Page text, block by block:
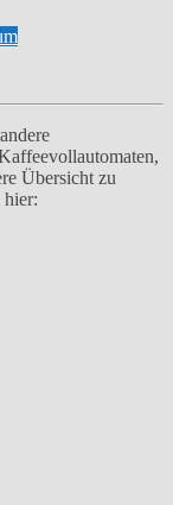
Übersicht zu
hier: